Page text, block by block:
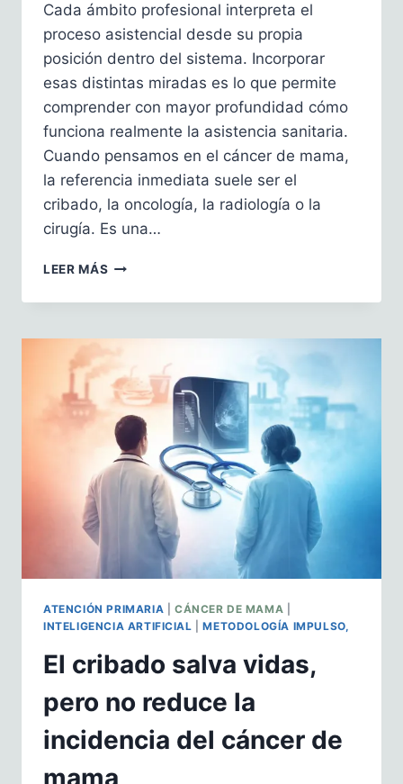
Cada ámbito profesional interpreta el
proceso asistencial desde su propia
posición dentro del sistema. Incorporar
esas distintas miradas es lo que permite
comprender con mayor profundidad cómo
funciona realmente la asistencia sanitaria.
Cuando pensamos en el cáncer de mama,
la referencia inmediata suele ser el
cribado, la oncología, la radiología o la
cirugía. Es una…
LEER MÁS
ASISTENCIAL
CÁNCER
MAMA
DESDE
LA
PERSPECTIVA
DE
LA
ATENCIÓN
PRIMARIA
ATENCIÓN PRIMARIA CÁNCER DE MAMA
INTELIGENCIA ARTIFICIAL |METODOLOGÍA IMPULSO,
El cribado salva vidas,
pero no reduce la
incidencia del cáncer de
mama